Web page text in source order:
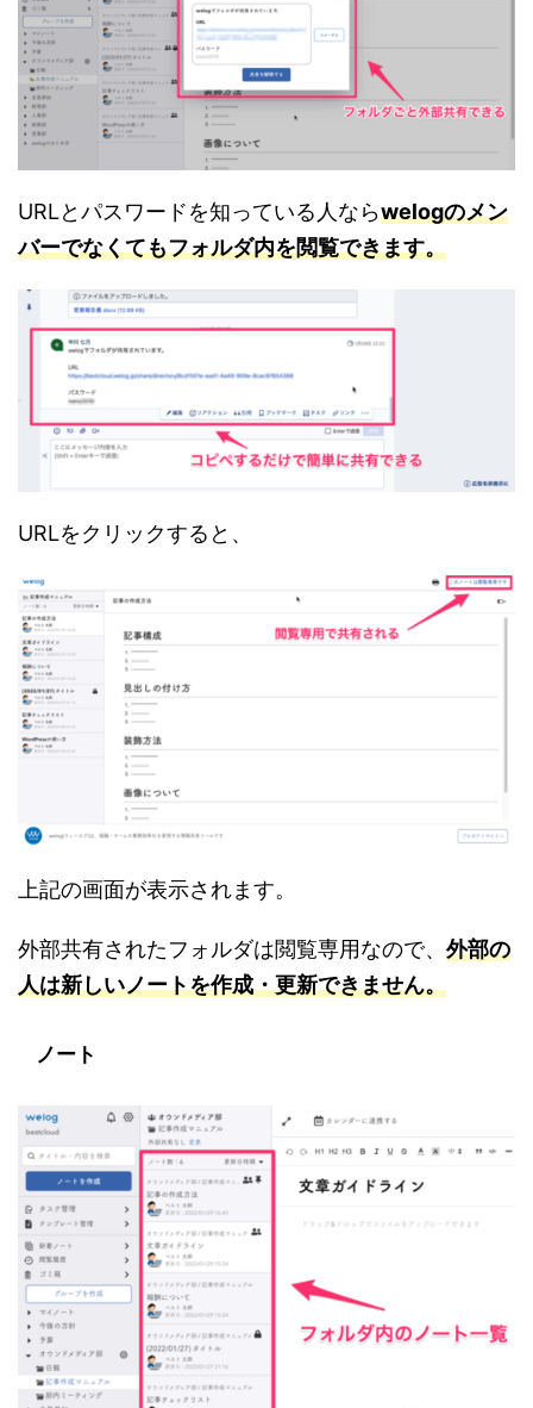
URLとパスワードを知っている人ならwelogのメン
バーでなくてもフォルダ内を閲覧できます。
URLをクリックすると、
上記の画面が表示されます。
外部共有されたフォルダは閲覧専用なので、 外部の
人は新しいノートを作成・更新できません。
ノート